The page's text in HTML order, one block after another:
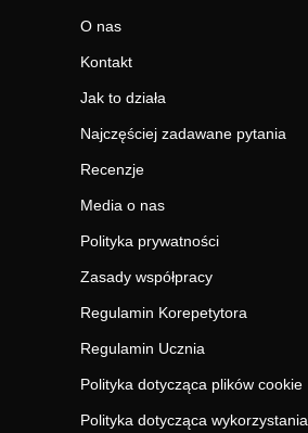
O nas
Kontakt
Jak to działa
Najczęściej zadawane pytania
Recenzje
Media o nas
Polityka prywatności
Zasady współpracy
Regulamin Korepetytora
Regulamin Ucznia
Polityka dotycząca plików cookie
Polityka dotycząca wykorzystania